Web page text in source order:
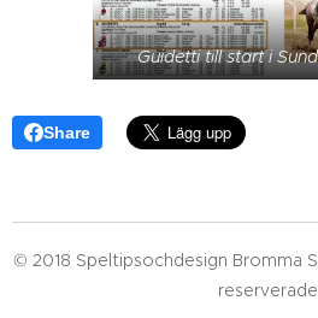
Guidetti till start i
Share
© 2018 Speltipsochdesign Bromma